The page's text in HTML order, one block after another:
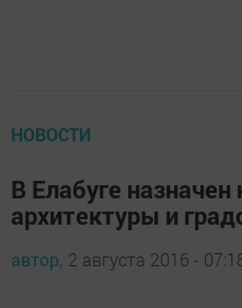
НОВОСТИ
В Елабуге
архитектуры и
автор, 2 августа 2016 -